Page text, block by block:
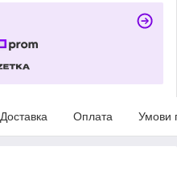
Доставка Оплата Умови